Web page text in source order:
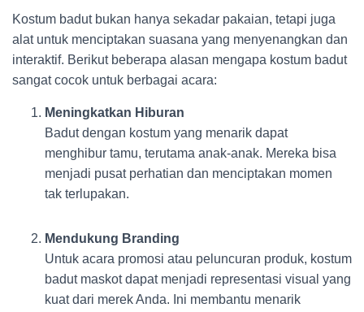
Kostum badut bukan hanya sekadar pakaian, tetapi juga
alat untuk menciptakan suasana yang menyenangkan dan
interaktif. Berikut beberapa alasan mengapa kostum badut
sangat cocok untuk berbagai acara:
Meningkatkan Hiburan
Badut dengan kostum yang menarik dapat
menghibur tamu, terutama anak-anak. Mereka bisa
menjadi pusat perhatian dan menciptakan momen
tak terlupakan.
Mendukung Branding
Untuk acara promosi atau peluncuran produk, kostum
badut maskot dapat menjadi representasi visual yang
kuat dari merek Anda. Ini membantu menarik